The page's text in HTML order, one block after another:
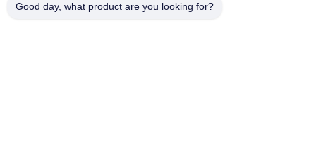
التكنولوجيا العالية، هيفي، أنهوي، الصين
Good day, what product are you looking for?